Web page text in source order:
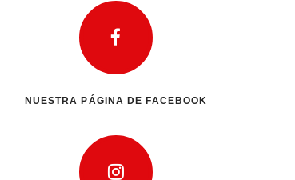
NUESTRA PÁGINA DE FACEBOOK